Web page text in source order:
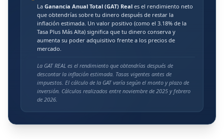
La Ganancia Anual Total (GAT) Real es el rendimiento neto
que obtendrías sobre tu dinero después de restar la
inflación estimada. Un valor positivo (como el 3.18% de la
Tasa Plus Más Alta) significa que tu dinero conserva y
aumenta su poder adquisitivo frente a los precios de
mercado.
La GAT REAL es el rendimiento que obtendrías después de
descontar la inflación estimada. Tasas vigentes antes de
impuestos. El cálculo de la GAT varía según el monto y plazo de
inversión. Cálculos realizados entre noviembre de 2025 y febrero
de 2026.